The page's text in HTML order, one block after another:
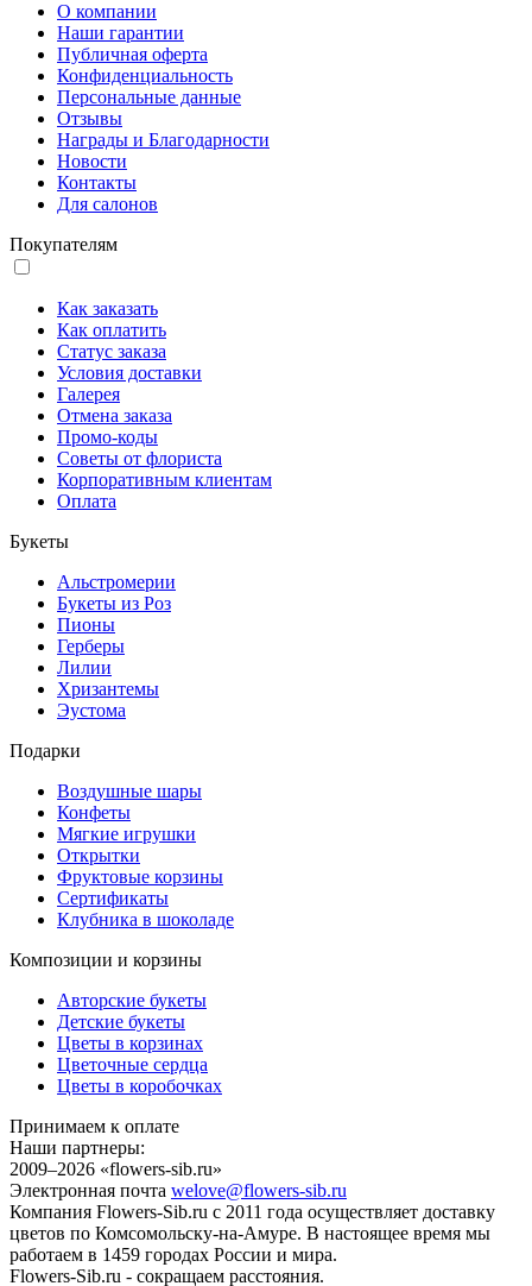
О компании
Наши гарантии
Публичная оферта
Конфиденциальность
Персональные данные
Отзывы
Награды и Благодарности
Новости
Контакты
Для салонов
Покупателям
Как заказать
Как оплатить
Статус заказа
Условия доставки
Галерея
Отмена заказа
Промо-коды
Советы от флориста
Корпоративным клиентам
Оплата
Букеты
Альстромерии
Букеты из Роз
Пионы
Герберы
Лилии
Хризантемы
Эустома
Подарки
Воздушные шары
Конфеты
Мягкие игрушки
Открытки
Фруктовые корзины
Сертификаты
Клубника в шоколаде
Композиции и корзины
Авторские букеты
Детские букеты
Цветы в корзинах
Цветочные сердца
Цветы в коробочках
Принимаем к оплате
Наши партнеры:
2009–2026 «flowers-sib.ru»
Электронная почта welove@flowers-sib.ru
Компания Flowers-Sib.ru с 2011 года осуществляет доставку
цветов по Комсомольску-на-Амуре. В настоящее время мы
работаем в 1459 городах России и мира.
Flowers-Sib.ru - сокращаем расстояния.